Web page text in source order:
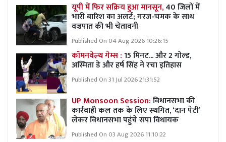
यूपी में फिर सक्रिय हुआ मानसून,40 जिलों में
भारी बारिश का अलर्ट; गरज-चमक के साथ
वज्रपात की भी चेतावनी
Published On 04 Aug 2026 10:26:15
कॉमनवेल्थ गेम्स :15 मिनट... और 2 गोल्ड,
अस्मिता डे और हर्ष सिंह ने रचा इतिहास
Published On 31 Jul 2026 21:31:52
UP Monsoon Session:विधानसभा की
कार्रवाही कल तक के लिए स्थगित, ‘दान पेटी’
लेकर विधानसभा पहुंचे सपा विधायक
Published On 03 Aug 2026 11:10:22